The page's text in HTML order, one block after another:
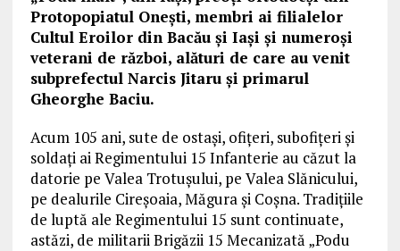
Protopopiatul Onești, membri ai filialelor
Cultul Eroilor din Bacău și Iași și numeroși
veterani de război, alături de care au venit
subprefectul Narcis Jitaru și primarul
Gheorghe Baciu.
Acum 105 ani, sute de ostași, ofițeri, subofițeri și
soldați ai Regimentului 15 Infanterie au căzut la
datorie pe Valea Trotușului, pe Valea Slănicului,
pe dealurile Cireșoaia, Măgura și Coșna. Tradițiile
de luptă ale Regimentului 15 sunt continuate,
astăzi, de militarii Brigăzii 15 Mecanizată „Podu